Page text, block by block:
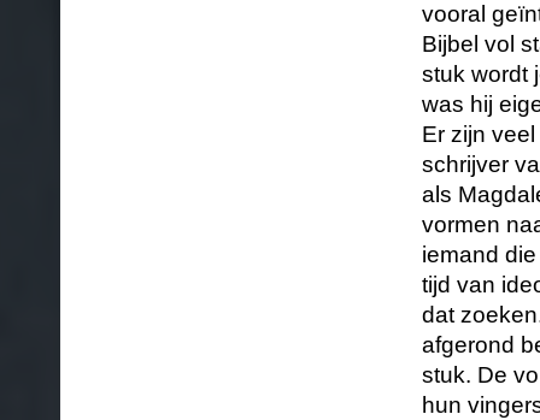
vooral
Bijbel vol
stuk wordt
was hij
Er zijn
schrijver
als
vormen
iemand
tijd van
dat
afgerond
stuk. De
hun